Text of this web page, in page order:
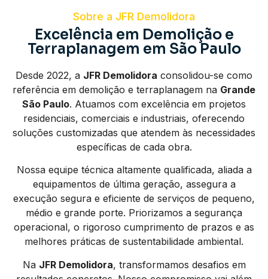
Sobre a JFR Demolidora
Excelência em Demolição e
Terraplanagem em São Paulo
Desde 2022, a JFR Demolidora consolidou-se como
referência em demolição e terraplanagem na Grande
São Paulo. Atuamos com excelência em projetos
residenciais, comerciais e industriais, oferecendo
soluções customizadas que atendem às necessidades
específicas de cada obra.
Nossa equipe técnica altamente qualificada, aliada a
equipamentos de última geração, assegura a
execução segura e eficiente de serviços de pequeno,
médio e grande porte. Priorizamos a segurança
operacional, o rigoroso cumprimento de prazos e as
melhores práticas de sustentabilidade ambiental.
Na JFR Demolidora, transformamos desafios em